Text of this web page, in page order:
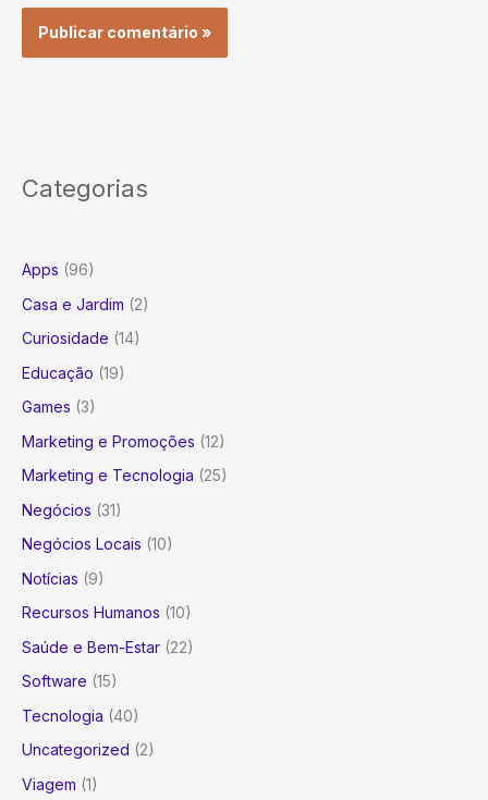
Categorias
Apps (96)
Casa e Jardim (2)
Curiosidade (14)
Educação (19)
Games (3)
Marketing e Promoções (12)
Marketing e Tecnologia (25)
Negócios (31)
Negócios Locais (10)
Notícias (9)
Recursos Humanos (10)
Saúde e Bem-Estar (22)
Software (15)
Tecnologia (40)
Uncategorized (2)
Viagem (1)